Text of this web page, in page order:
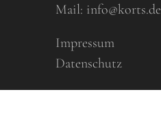
Mail: info@korts.de
Impressum
Datenschutz